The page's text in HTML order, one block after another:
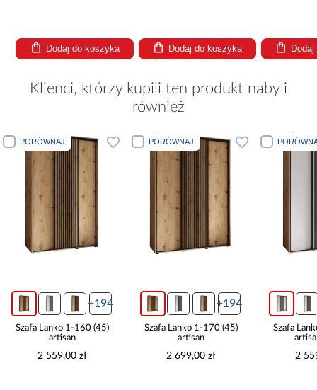
Dodaj do koszyka Dodaj do koszyka
Klienci, którzy kupili ten produkt nabyli
również
PORÓWNAJ
+194
Szafa Lanko 1-160 (45)
artisan
2 559,00 zł
PORÓWNAJ
+194
Szafa Lanko 1-170 (45)
artisan
2 699,00 zł
Szafa
2